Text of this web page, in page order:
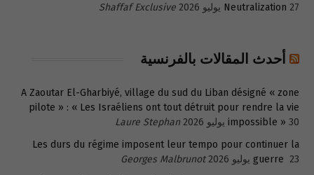
Neutralization 27 يوليو 2026 Shaffaf Exclusive
أحدث المقالات بالفرنسية
A Zaoutar El-Gharbiyé, village du sud du Liban désigné « zone
pilote » : « Les Israéliens ont tout détruit pour rendre la vie
impossible » 30 يوليو 2026
Laure Stephan
Les durs du régime imposent leur tempo pour continuer la
guerre 23 يوليو 2026
Georges Malbrunot